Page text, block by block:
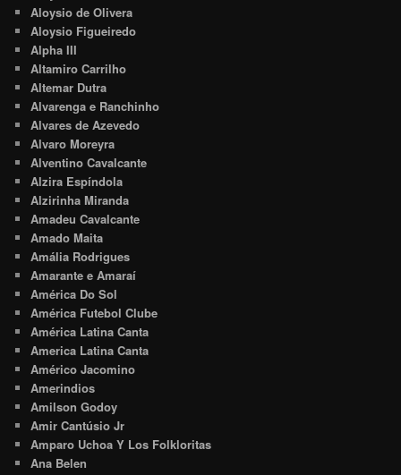
Aloysio de Olivera
Aloysio Figueiredo
Alpha III
Altamiro Carrilho
Altemar Dutra
Alvarenga e Ranchinho
Alvares de Azevedo
Alvaro Moreyra
Alventino Cavalcante
Alzira Espíndola
Alzirinha Miranda
Amadeu Cavalcante
Amado Maita
Amália Rodrigues
Amarante e Amaraí
América Do Sol
América Futebol Clube
América Latina Canta
America Latina Canta
Américo Jacomino
Amerindios
Amilson Godoy
Amir Cantúsio Jr
Amparo Uchoa Y Los Folkloritas
Ana Belen